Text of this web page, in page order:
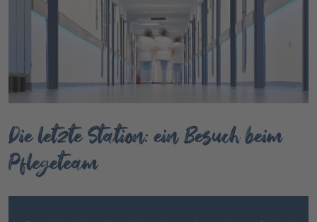
Die letzte Station: ein Besuch beim
Pflegeteam